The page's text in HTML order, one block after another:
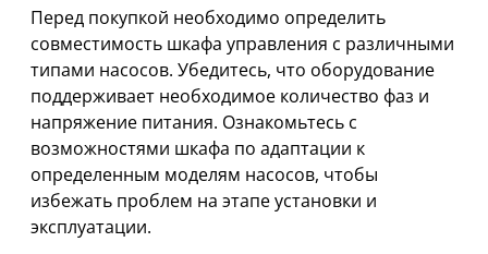
Перед покупкой необходимо определить
совместимость шкафа управления с различными
типами насосов. Убедитесь, что оборудование
поддерживает необходимое количество фаз и
напряжение питания. Ознакомьтесь с
возможностями шкафа по адаптации к
определенным моделям насосов, чтобы
избежать проблем на этапе установки и
эксплуатации.